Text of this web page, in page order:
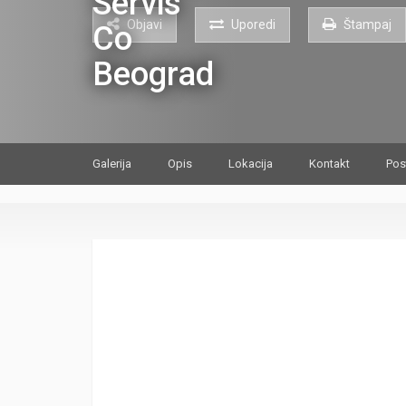
Objavi Uporedi Štampaj
Galerija Opis Lokacija Kontakt